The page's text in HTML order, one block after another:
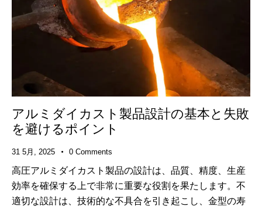
アルミダイカスト製品設計の基本と失敗
を避けるポイント
31 5月, 2025 0 Comments
高圧アルミダイカスト製品の設計は、品質、精度、生産
効率を確保する上で非常に重要な役割を果たします。不
適切な設計は、技術的な不具合を引き起こし、金型の寿